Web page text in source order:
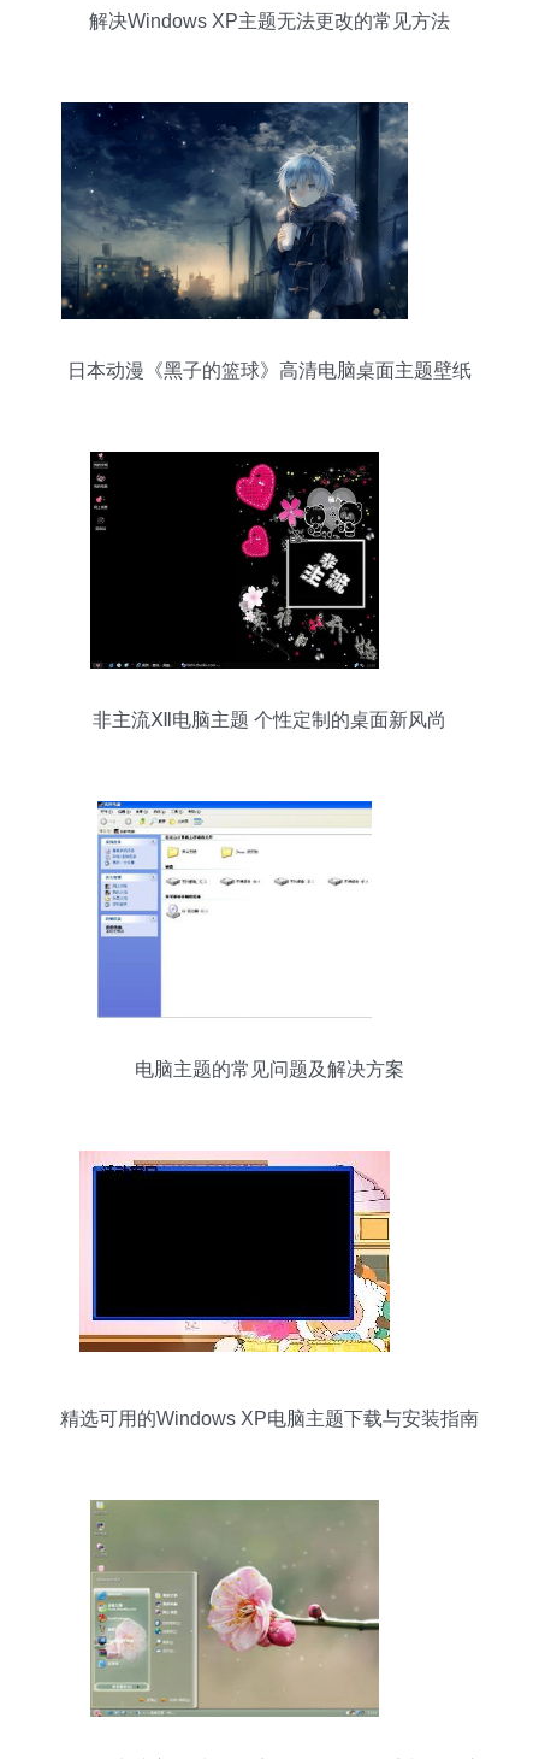
解决Windows XP主题无法更改的常见方法
日本动漫《黑子的篮球》高清电脑桌面主题壁纸
非主流Ⅻ电脑主题 个性定制的桌面新风尚
电脑主题的常见问题及解决方案
精选可用的Windows XP电脑主题下载与安装指南